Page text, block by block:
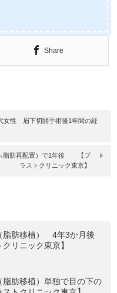
Share
女性 眉下切開手術後1年間の経
≒脂肪再配置）で1年後 【プ
ラストクリニック東京】
脂肪移植） 4年3か月後
リニック東京】
肪移植）単独で目の下の